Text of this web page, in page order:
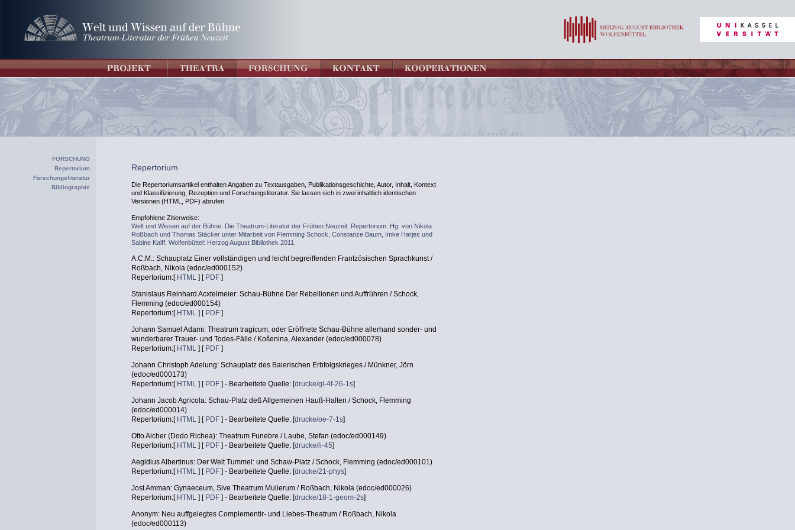
FORSCHUNG
Repertorium
Forschungsliteratur
Bibliographie
Repertorium
Die Repertoriumsartikel enthalten Angaben zu Textausgaben, Publikationsgeschichte, Autor, Inhalt, Kontext
und Klassifizierung, Rezeption und Forschungsliteratur. Sie lassen sich in zwei inhaltlich identischen
Versionen (HTML, PDF) abrufen.
Empfohlene Zitierweise:
Welt und Wissen auf der Bühne. Die Theatrum-Literatur der Frühen Neuzeit. Repertorium. Hg. von Nikola
Roßbach und Thomas Stäcker unter Mitarbeit von Flemming Schock, Constanze Baum, Imke Harjes und
Sabine Kalff. Wolfenbüttel: Herzog August Bibliothek 2011.
A.C.M.: Schauplatz Einer vollständigen und leicht begreiffenden Frantzösischen Sprachkunst /
Roßbach, Nikola (edoc/ed000152)
Repertorium:[HTML ] [PDF ]
Stanislaus Reinhard Acxtelmeier: Schau-Bühne Der Rebellionen und Auffrühren / Schock,
Flemming (edoc/ed000154)
Repertorium:[HTML ] [PDF ]
Johann Samuel Adami: Theatrum tragicum, oder Eröffnete Schau-Bühne allerhand sonder- und
wunderbarer Trauer- und Todes-Fälle / Košenina, Alexander (edoc/ed000078)
Repertorium:[HTML ] [PDF ]
Johann Christoph Adelung: Schauplatz des Baierischen Erbfolgskrieges / Münkner, Jörn
(edoc/ed000173)
Repertorium:[HTML ] [PDF ] - Bearbeitete Quelle: [drucke/gl-4f-26-1s]
Johann Jacob Agricola: Schau-Platz deß Allgemeinen Hauß-Halten / Schock, Flemming
(edoc/ed000014)
Repertorium:[HTML ] [PDF ] - Bearbeitete Quelle: [drucke/oe-7-1s]
Otto Aicher (Dodo Richea): Theatrum Funebre / Laube, Stefan (edoc/ed000149)
Repertorium:[HTML ] [PDF ] - Bearbeitete Quelle: [drucke/li-45]
Aegidius Albertinus: Der Welt Tummel: und Schaw-Platz / Schock, Flemming (edoc/ed000101)
Repertorium:[HTML ] [PDF ] - Bearbeitete Quelle: [drucke/21-phys]
Jost Amman: Gynaeceum, Sive Theatrum Mulierum / Roßbach, Nikola (edoc/ed000026)
Repertorium:[HTML ] [PDF ] - Bearbeitete Quelle: [drucke/18-1-geom-2s]
Anonym: Neu auffgelegtes Complementir- und Liebes-Theatrum / Roßbach, Nikola
(edoc/ed000113)